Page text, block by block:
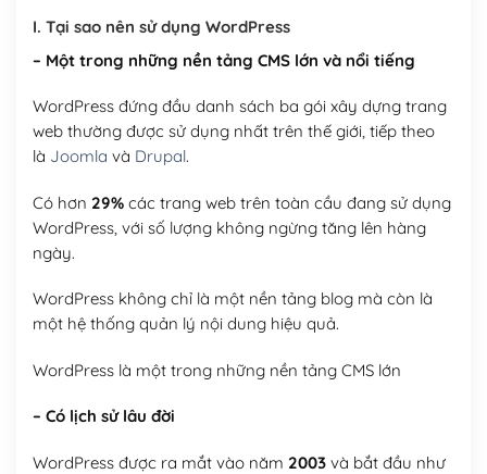
Hosting 5GB SSD (1 năm)
Hosting 8GB SSD (1 năm) (+950,000₫)
I. Tại sao nên sử dụng WordPress
– Một trong những nền tảng CMS lớn và nổi tiếng
WordPress đứng đầu danh sách ba gói xây dựng trang
web thường được sử dụng nhất trên thế giới, tiếp theo
là Joomla và Drupal.
Có hơn 29%các trang web trên toàn cầu đang sử dụng
WordPress, với số lượng không ngừng tăng lên hàng
ngày.
WordPress không chỉ là một nền tảng blog mà còn là
một hệ thống quản lý nội dung hiệu quả.
WordPress là một trong những nền tảng CMS lớn
– Có lịch sử lâu đời
WordPress được ra mắt vào năm 2003và bắt đầu như